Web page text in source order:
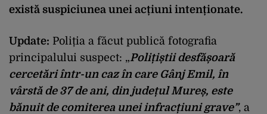
există suspiciunea unei acțiuni intenționate.
Update: Poliția a făcut publică fotografia
principalului suspect: „Polițiștii desfășoară
cercetări într-un caz în care Gânj Emil, în
vârstă de 37 de ani, din județul Mureș, este
bănuit de comiterea unei infracțiuni grave”, a